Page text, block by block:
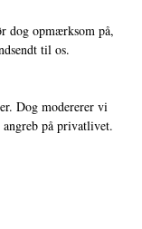
dog opmærksom på,
til os.
Dog modererer vi
angreb på privatlivet.